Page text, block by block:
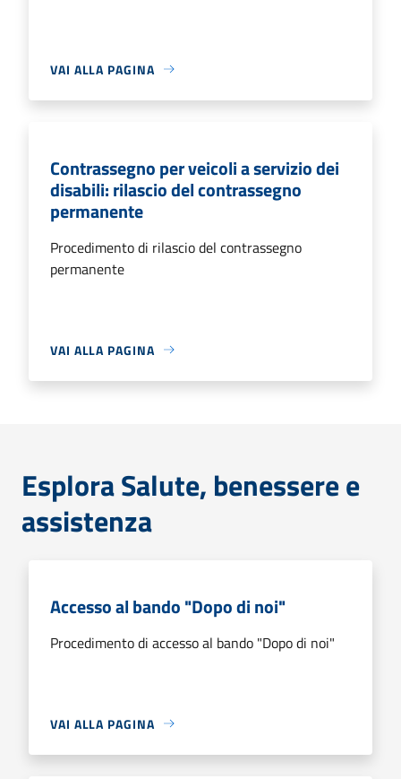
VAI ALLA PAGINA
Contrassegno per veicoli a servizio dei
disabili: rilascio del contrassegno
permanente
Procedimento di rilascio del contrassegno
permanente
VAI ALLA PAGINA
Esplora Salute, benessere e
assistenza
Accesso al bando "Dopo di noi"
Procedimento di accesso al bando "Dopo di noi"
VAI ALLA PAGINA